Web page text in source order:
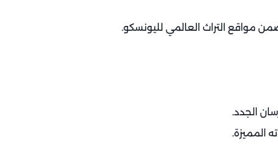
مواقع التراث العالمي لليونسكو.